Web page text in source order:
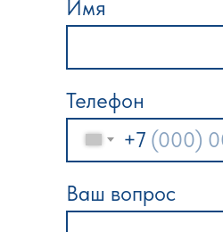
Имя
Телефон
+7
Ваш вопрос